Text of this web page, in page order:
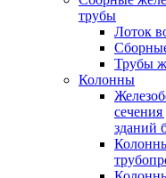
трубы
Лоток
Трубы
Колонны
зданий